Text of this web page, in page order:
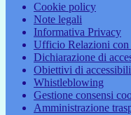
Cookie policy
Note legali
Informativa Privacy
Ufficio Relazioni
Dichiarazione di
Obiettivi di
Whistleblowing
Gestione consensi
Amministrazione